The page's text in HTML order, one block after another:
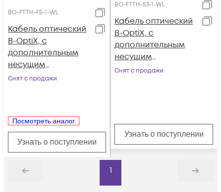
BO-FTTH-FS-1-WL
Кабель оптический
B-OptiX, с
дополнительным
несущим
элементом (2*0,5
Снят с продажи
Посмотреть аналог
Узнать о поступлении
BO-FTTH-S3-1-WL
Кабель оптический
B-OptiX, с
дополнительным
несущим
элементом
Снят с продажи
Узнать о поступлении
Назад
1
Дальше